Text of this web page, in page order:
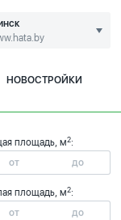
НОВОСТРОЙКИ
площадь, м2:
площадь, м2: